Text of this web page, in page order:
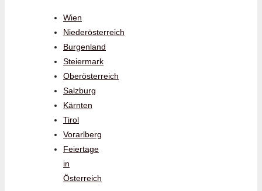
Wien
Niederösterreich
Burgenland
Steiermark
Oberösterreich
Salzburg
Kärnten
Tirol
Vorarlberg
Feiertage
in
Österreich